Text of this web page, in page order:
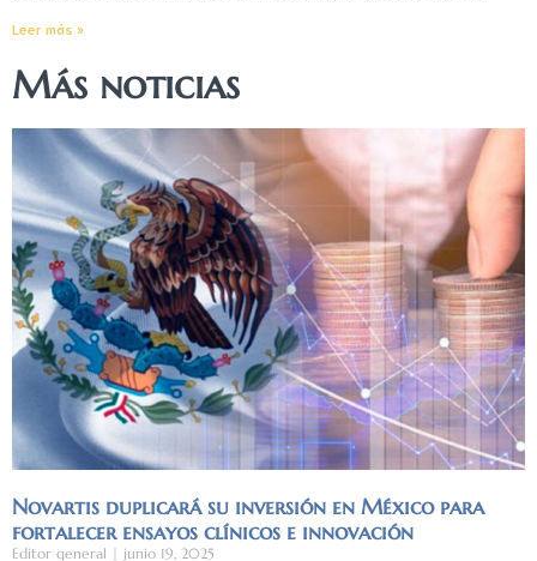
Leer más »
Más noticias
Novartis duplicará su inversión en México para
fortalecer ensayos clínicos e innovación
Editor general junio 19, 2025